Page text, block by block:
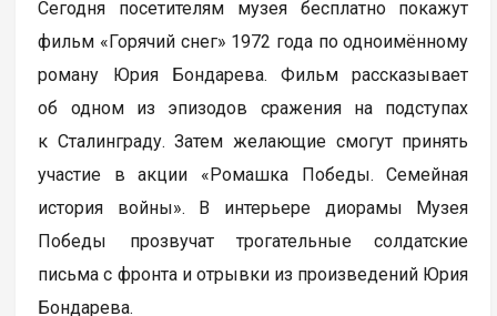
Сегодня посетителям музея бесплатно покажут
фильм «Горячий снег» 1972 года по одноимённому
роману Юрия Бондарева. Фильм рассказывает
об одном из эпизодов сражения на подступах
к Сталинграду. Затем желающие смогут принять
участие в акции «Ромашка Победы. Семейная
история войны». В интерьере диорамы Музея
Победы прозвучат трогательные солдатские
письма с фронта и отрывки из произведений Юрия
Бондарева.